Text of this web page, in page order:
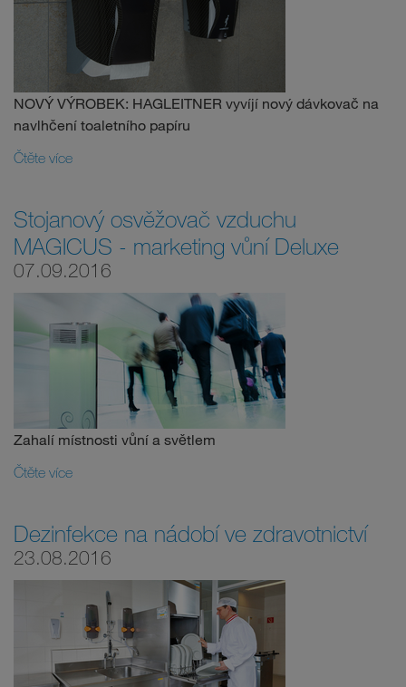
NOVÝ VÝROBEK: HAGLEITNER vyvíjí nový dávkovač na
navlhčení toaletního papíru
Čtěte více
Stojanový osvěžovač vzduchu
MAGICUS - marketing vůní Deluxe
07.09.2016
Zahalí místnosti vůní a světlem
Čtěte více
Dezinfekce na nádobí ve zdravotnictví
23.08.2016